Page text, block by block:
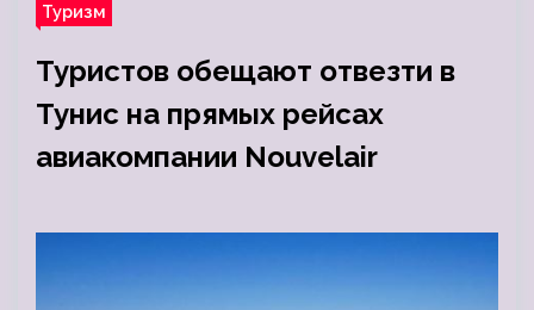
Туризм
Туристов обещают отвезти в
Тунис на прямых рейсах
авиакомпании Nouvelair